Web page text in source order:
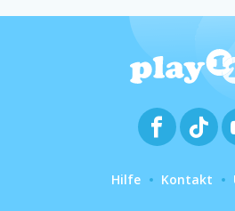
Hilfe Kontakt